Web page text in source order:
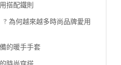
搭配鐵則
為何越來越多時尚品牌愛用
的暖手手套